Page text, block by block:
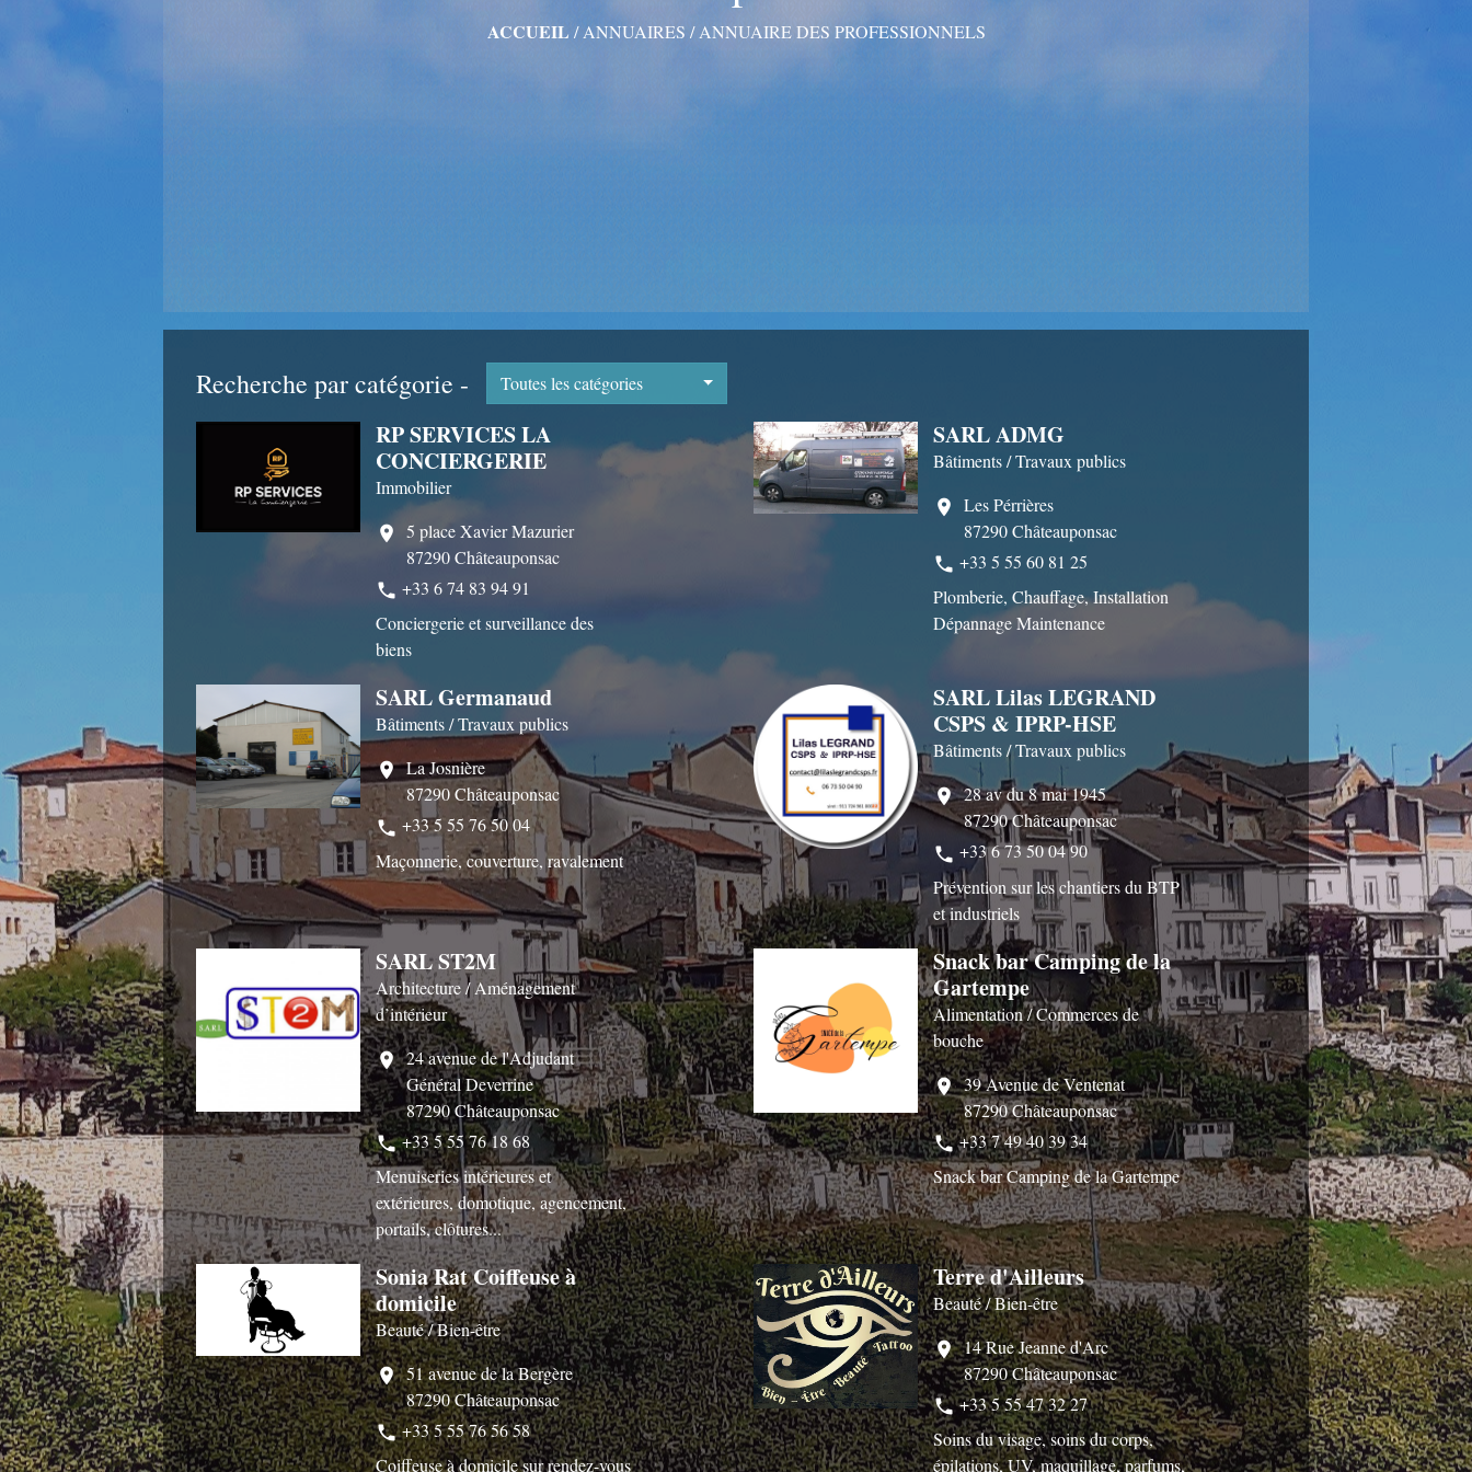
ACCUEIL /ANNUAIRES /ANNUAIRE DES PROFESSIONNELS
Recherche par catégorie - Toutes les catégories
RP SERVICES LA
CONCIERGERIE
Immobilier
location_on
5 place Xavier Mazurier
87290 Châteauponsac
phone +33 6 74 83 94 91
Conciergerie et surveillance des
biens
SARL ADMG
Bâtiments / Travaux publics
location_on Les Pérrières
87290 Châteauponsac
phone +33 5 55 60 81 25
Plomberie, Chauffage, Installation
Dépannage Maintenance
SARL Germanaud
Bâtiments / Travaux publics
location_on La Josnière
87290 Châteauponsac
phone +33 5 55 76 50 04
Maçonnerie, couverture, ravalement
SARL Lilas LEGRAND
CSPS & IPRP-HSE
Bâtiments / Travaux publics
location_on 28 av du 8 mai 1945
87290 Châteauponsac
phone +33 6 73 50 04 90
Prévention sur les chantiers du BTP
et industriels
SARL ST2M
Architecture / Aménagement
d’intérieur
location_on 24 avenue de l'Adjudant
Général Deverrine
87290 Châteauponsac
phone +33 5 55 76 18 68
Menuiseries intérieures et
extérieures, domotique, agencement,
portails, clôtures...
Snack bar Camping de la
Gartempe
Alimentation / Commerces de
bouche
location_on 39 Avenue de Ventenat
87290 Châteauponsac
phone +33 7 49 40 39 34
Snack bar Camping de la Gartempe
Sonia Rat Coiffeuse à
domicile
Beauté / Bien-être
location_on 51 avenue de la Bergère
87290 Châteauponsac
phone +33 5 55 76 56 58
Coiffeuse à domicile sur rendez-vous
Terre d'Ailleurs
Beauté / Bien-être
location_on 14 Rue Jeanne d'Arc
87290 Châteauponsac
phone +33 5 55 47 32 27
Soins du visage, soins du corps,
épilations, UV, maquillage, parfums,